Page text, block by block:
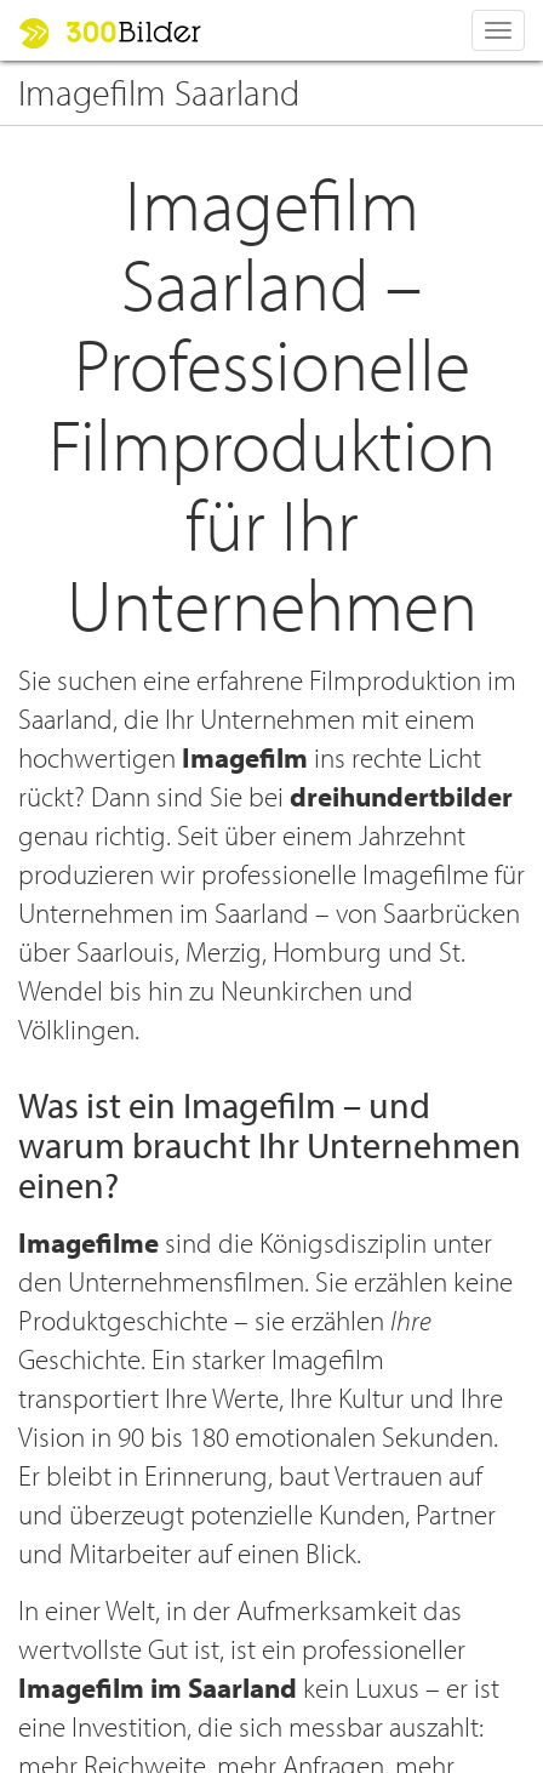
Imagefilm Saarland
Imagefilm
Saarland –
Professionelle
Filmproduktion
für Ihr
Unternehmen
Sie suchen eine erfahrene Filmproduktion im
Saarland, die Ihr Unternehmen mit einem
hochwertigen Imagefilm ins rechte Licht
rückt? Dann sind Sie bei dreihundertbilder
genau richtig. Seit über einem Jahrzehnt
produzieren wir professionelle Imagefilme für
Unternehmen im Saarland – von Saarbrücken
über Saarlouis, Merzig, Homburg und St.
Wendel bis hin zu Neunkirchen und
Völklingen.
Was ist ein Imagefilm – und
warum braucht Ihr Unternehmen
einen?
Imagefilme sind die Königsdisziplin unter
den Unternehmensfilmen. Sie erzählen keine
Produktgeschichte – sie erzählen Ihre
Geschichte. Ein starker Imagefilm
transportiert Ihre Werte, Ihre Kultur und Ihre
Vision in 90 bis 180 emotionalen Sekunden.
Er bleibt in Erinnerung, baut Vertrauen auf
und überzeugt potenzielle Kunden, Partner
und Mitarbeiter auf einen Blick.
In einer Welt, in der Aufmerksamkeit das
wertvollste Gut ist, ist ein professioneller
Imagefilm im Saarland kein Luxus – er ist
eine Investition, die sich messbar auszahlt:
mehr Reichweite, mehr Anfragen, mehr